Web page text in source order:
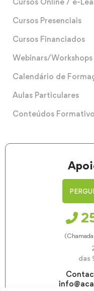
Cursos Presenciais
Cursos Financiados
Webinars/Workshops
Calendário de
Aulas Particulares
Conteúdos
das